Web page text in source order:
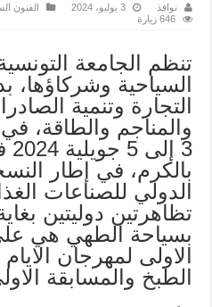
نوافذ 3 يوليو، 2024 الفنون
646 زيارة
تنظم الجامعة
السياحية وشركاؤها،
التجارة وتنمية
والمناجم والطاقة،
3
بالكرم، في إطار
الدولي للصناعات
تظاهرتين دوليتين
بسياحة الطهي هي
الاولى لمهرجان
الطبخ والمسابقة